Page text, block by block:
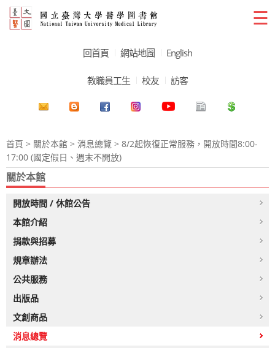
☰
回首頁 網站地圖 English
教職員工生 校友 訪客
首頁 > 關於本館 > 消息總覽 > 8/2起恢復正常服務，開放時間8:00-
17:00 (國定假日、週末不開放)
關於本館
開放時間 / 休館公告
本館介紹
捐款與招募
規章辦法
公共服務
出版品
文創商品
消息總覽